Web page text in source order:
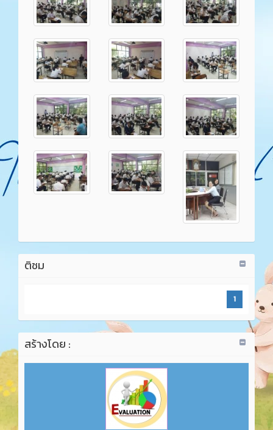
ติชม
1
สร้างโดย :